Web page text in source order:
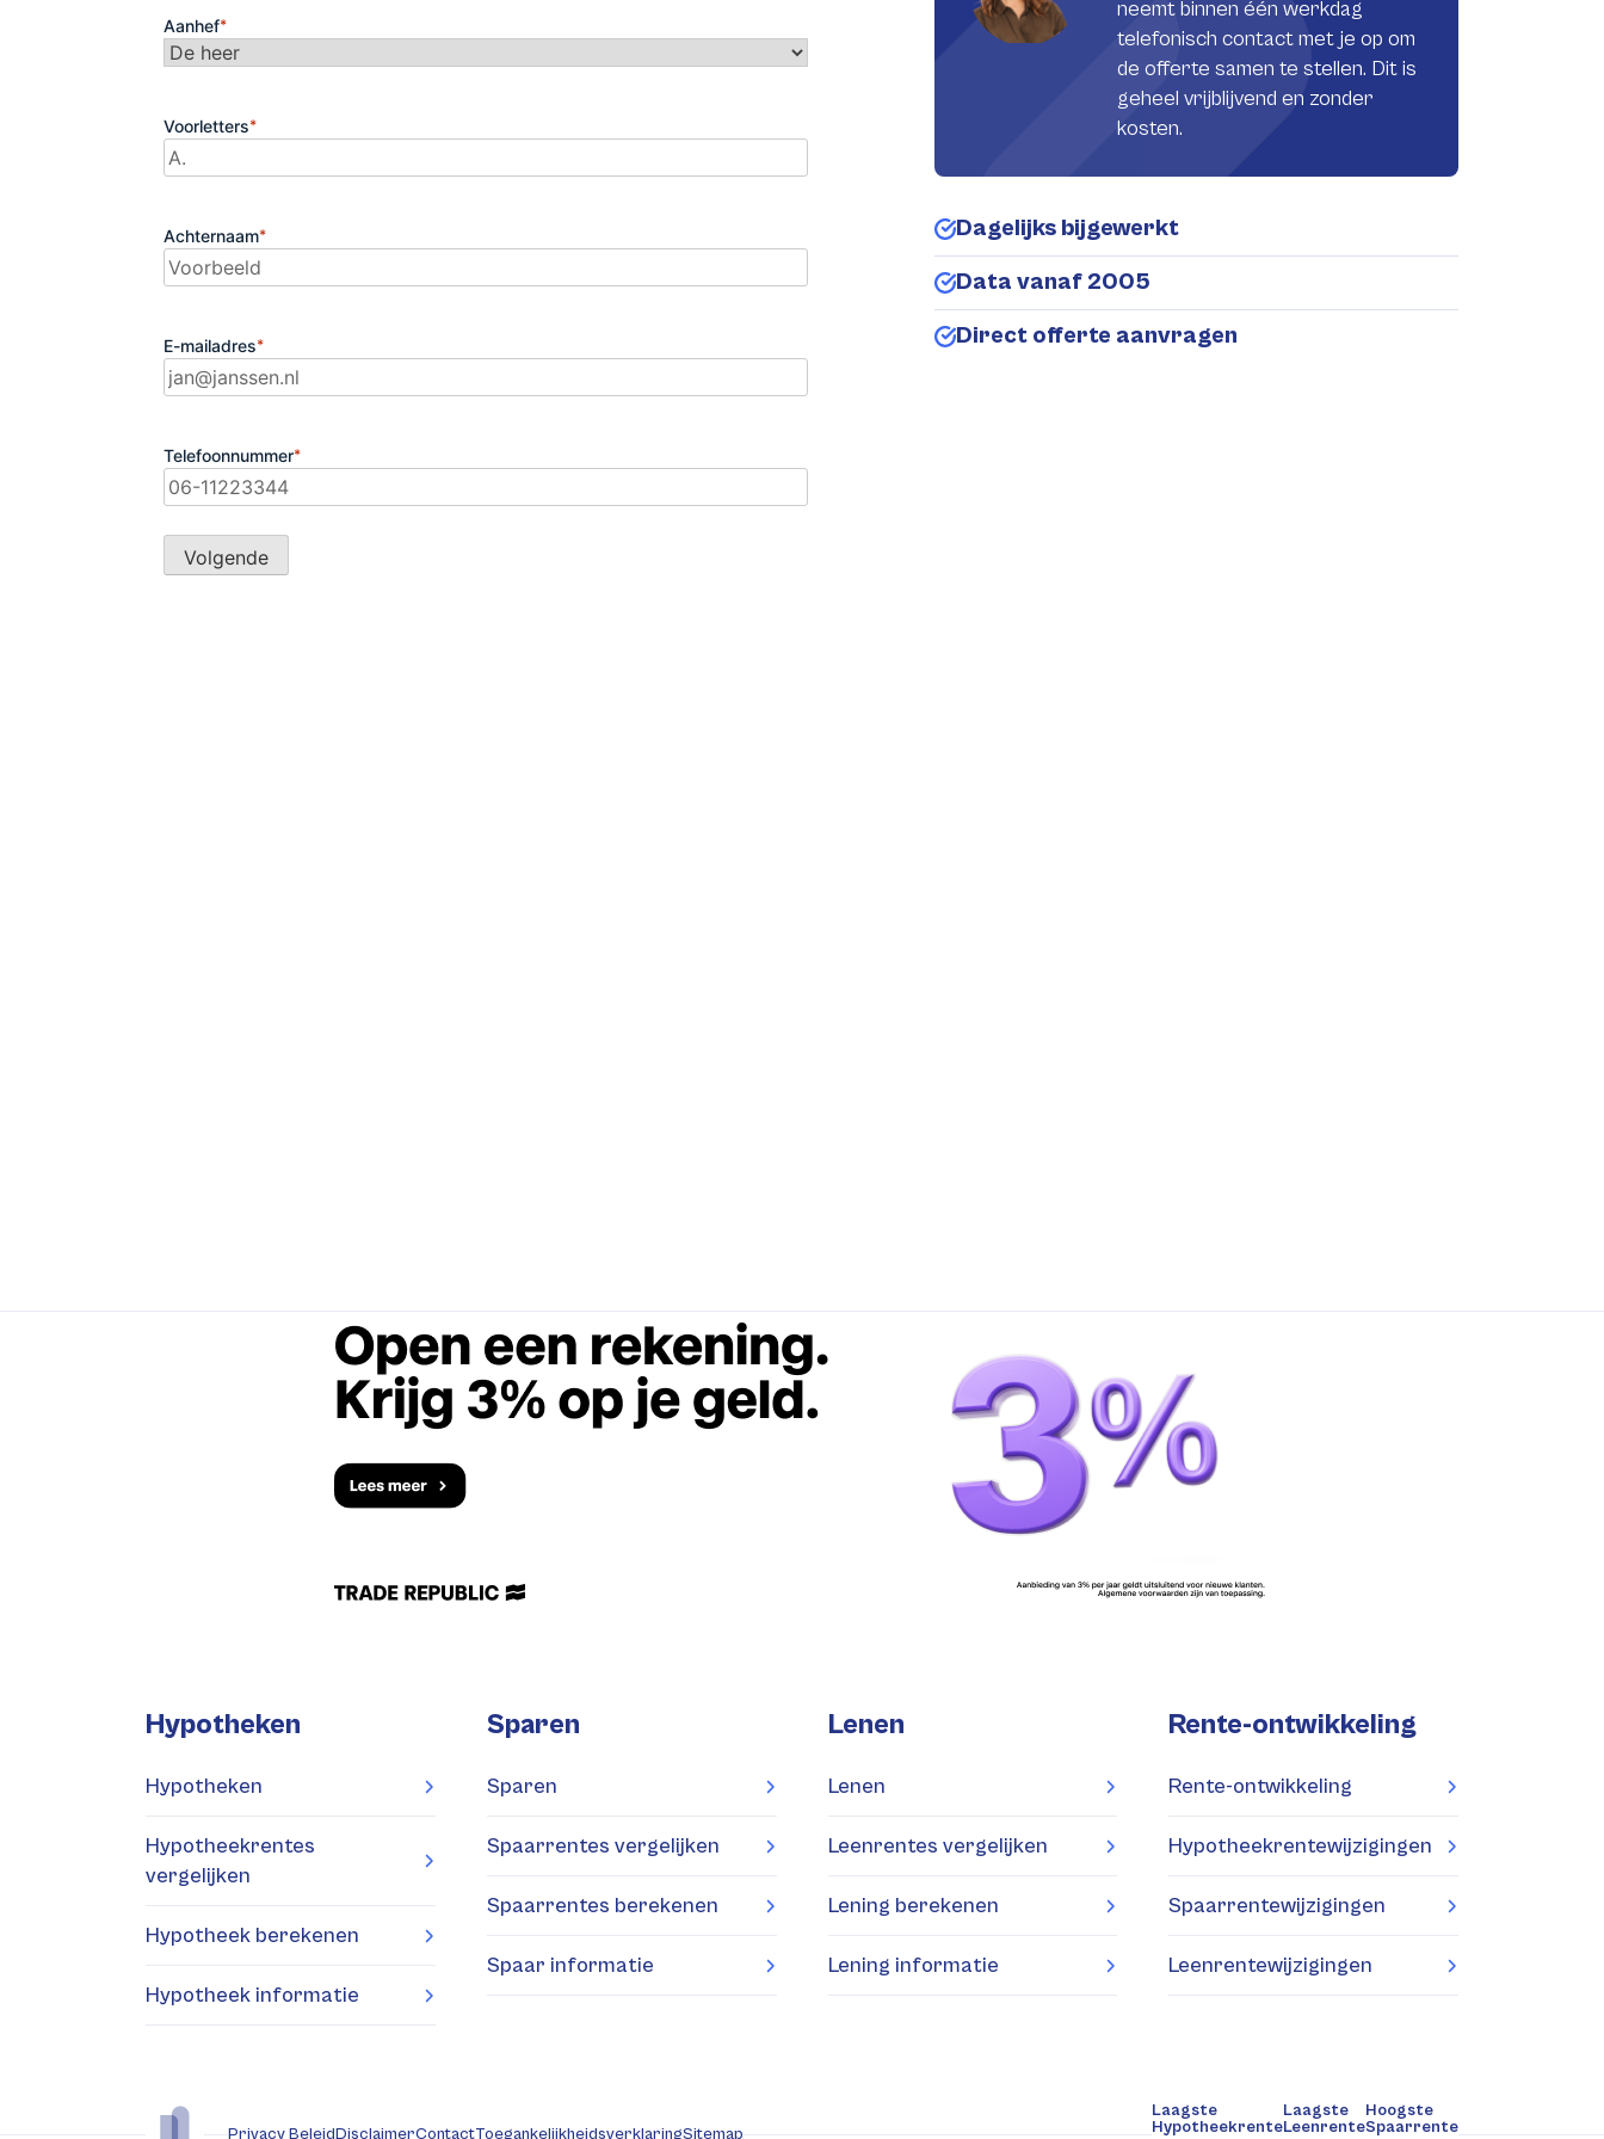
neemt binnen één werkdag
telefonisch contact met je op om
de offerte samen te stellen. Dit is
geheel vrijblijvend en zonder
kosten.
Dagelijks bijgewerkt
Data vanaf 2005
Direct offerte aanvragen
Hypotheken
Hypotheken
Hypotheekrentes
vergelijken
Hypotheek berekenen
Hypotheek informatie
Sparen
Sparen
Spaarrentes vergelijken
Spaarrentes berekenen
Spaar informatie
Lenen
Lenen
Leenrentes vergelijken
Lening berekenen
Lening informatie
Rente-ontwikkeling
Rente-ontwikkeling
Hypotheekrentewijzigingen
Spaarrentewijzigingen
Leenrentewijzigingen
Privacy BeleidDisclaimerContactToegankelijkheidsverklaringSitemap
Laagste
Hypotheekrente
Laagste
Leenrente
Hoogste
Spaarrente